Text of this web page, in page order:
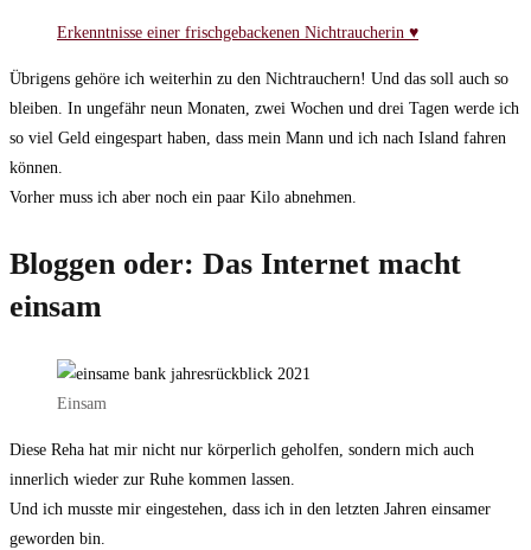
Erkenntnisse einer frischgebackenen Nichtraucherin ♥
Übrigens gehöre ich weiterhin zu den Nichtrauchern! Und das soll auch so
bleiben. In ungefähr neun Monaten, zwei Wochen und drei Tagen werde ich
so viel Geld eingespart haben, dass mein Mann und ich nach Island fahren
können.
Vorher muss ich aber noch ein paar Kilo abnehmen.
Bloggen oder: Das Internet macht
einsam
Einsam
Diese Reha hat mir nicht nur körperlich geholfen, sondern mich auch
innerlich wieder zur Ruhe kommen lassen.
Und ich musste mir eingestehen, dass ich in den letzten Jahren einsamer
geworden bin.